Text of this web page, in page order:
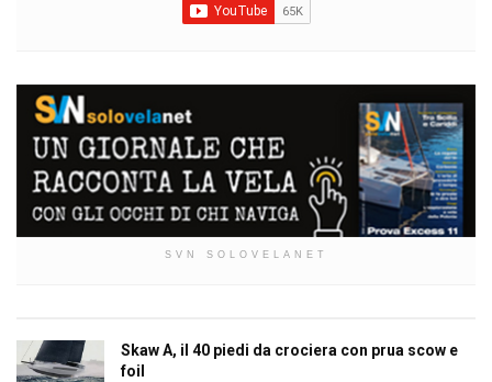
SVN SOLOVELANET
Skaw A, il 40 piedi da crociera con prua scow e
foil